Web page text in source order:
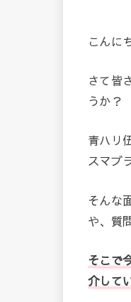
こんに
さて皆
うか？
青ハリ
スマブ
そんな
や、質
そこで
介して